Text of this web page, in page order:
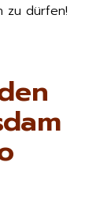
zu dürfen!